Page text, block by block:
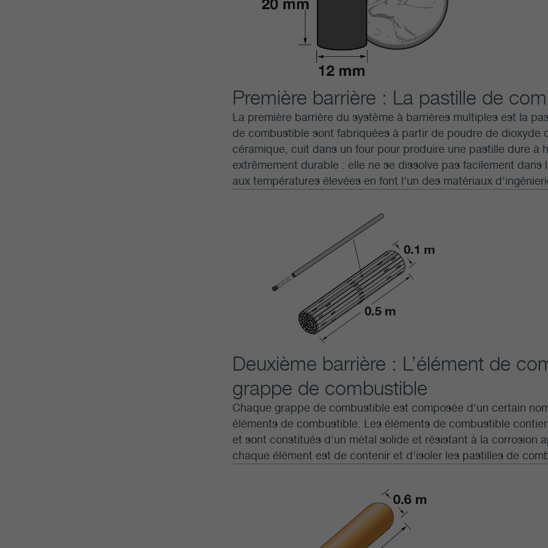
Première barrière : La pastille de
La première barrière du système à barrières multiples est la
de combustible sont fabriquées à partir de poudre de dioxyde
céramique, cuit dans un four pour produire une pastille dure à
extrêmement durable : elle ne se dissolve pas facilement
aux températures élevées en font l'un des matériaux
Deuxième barrière : L’élément de
grappe de combustible
Chaque grappe de combustible est composée d'un certain
éléments de combustible. Les éléments de combustible
et sont constitués d'un métal solide et résistant à la corrosion
chaque élément est de contenir et d'isoler les pastilles de